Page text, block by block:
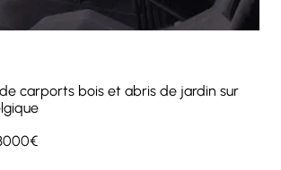
carports bois et abris de jardin sur